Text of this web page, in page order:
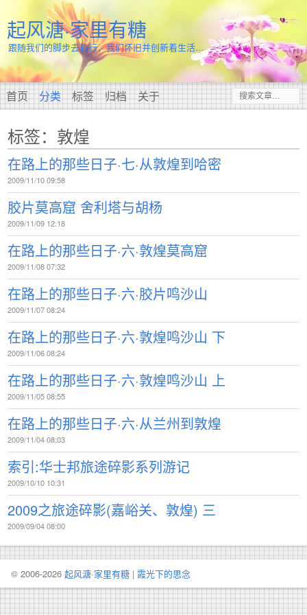
起风溏·家里有糖
跟随我们的脚步去旅行，我们怀旧并创新着生活…
首页 分类 标签 归档 关于
标签：敦煌
在路上的那些日子·七·从敦煌到哈密
2009/11/10 09:58
胶片莫高窟 舍利塔与胡杨
2009/11/09 12:18
在路上的那些日子·六·敦煌莫高窟
2009/11/08 07:32
在路上的那些日子·六·胶片鸣沙山
2009/11/07 08:24
在路上的那些日子·六·敦煌鸣沙山 下
2009/11/06 08:24
在路上的那些日子·六·敦煌鸣沙山 上
2009/11/05 08:55
在路上的那些日子·六·从兰州到敦煌
2009/11/04 08:03
索引:华士邦旅途碎影系列游记
2009/10/10 10:31
2009之旅途碎影(嘉峪关、敦煌) 三
2009/09/04 08:00
© 2006-2026 起风溏·家里有糖 | 霞光下的思念